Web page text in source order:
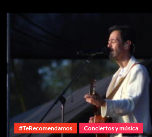
#TeRecomendamos Conciertos y música